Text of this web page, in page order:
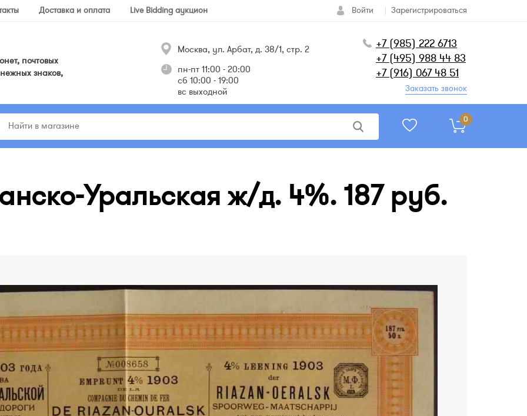
Доставка и оплата Live Bidding аукцион Зарегистрироваться
Войти
почтовых
знаков,
Москва, ул. Арбат, д. 38/1, стр. 2
пн-пт 11:00 - 20:00
сб 10:00 - 19:00
вс выходной
+7 (985) 222 6713
+7 (495) 988 44 83
+7 (916) 067 48 51
Заказать звонок
0
Уральская ж/д. 4%. 187 руб.